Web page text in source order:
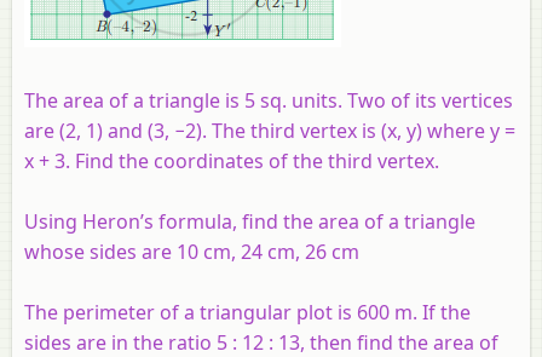
The area of a triangle is 5 sq. units. Two of its vertices
are (2, 1) and (3, −2). The third vertex is (x, y) where y =
x + 3. Find the coordinates of the third vertex.
Using Heron’s formula, find the area of a triangle
whose sides are 10 cm, 24 cm, 26 cm
The perimeter of a triangular plot is 600 m. If the
sides are in the ratio 5 : 12 : 13, then find the area of